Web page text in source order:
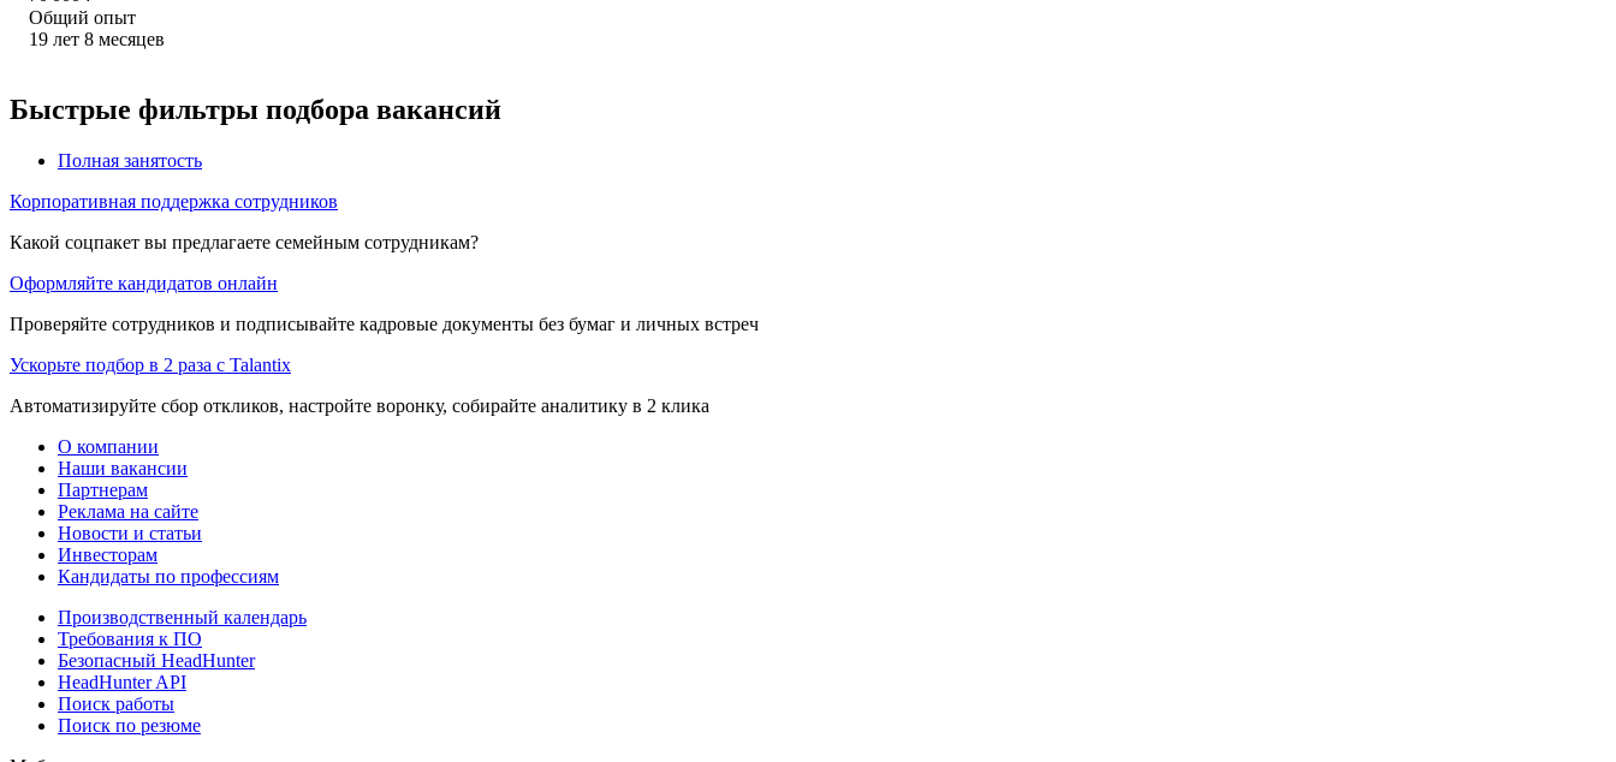
Общий опыт
19 лет 8 месяцев
Быстрые фильтры подбора вакансий
Полная занятость
Корпоративная поддержка сотрудников
Какой соцпакет вы предлагаете семейным сотрудникам?
Оформляйте кандидатов онлайн
Проверяйте сотрудников и подписывайте кадровые документы без бумаг и личных встреч
Ускорьте подбор в 2 раза с Talantix
Автоматизируйте сбор откликов, настройте воронку, собирайте аналитику в 2 клика
О компании
Наши вакансии
Партнерам
Реклама на сайте
Новости и статьи
Инвесторам
Кандидаты по профессиям
Производственный календарь
Требования к ПО
Безопасный HeadHunter
HeadHunter API
Поиск работы
Поиск по резюме